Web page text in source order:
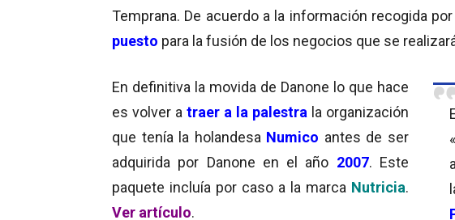
Temprana. De acuerdo a la información recogida
puesto para la fusión de los negocios que se
En definitiva la movida de Danone lo que hace
es volver a traer a la palestra la organización
que tenía la holandesa Numico antes de ser
adquirida por Danone en el año 2007. Este
paquete incluía por caso a la marca Nutricia.
Ver artículo.